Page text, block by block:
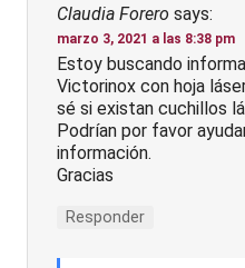
Claudia Forero says:
marzo 3, 2021 a las 8:38 pm
Estoy buscando
Victorinox con hoja
sé si existan cuchillos
Podrían por favor
información.
Gracias
Responder